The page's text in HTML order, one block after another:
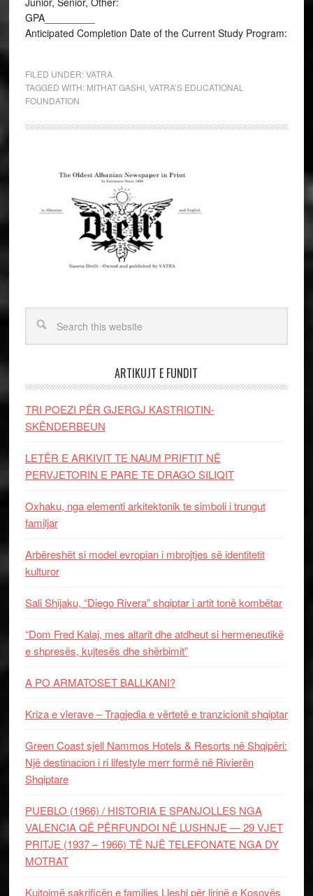
GPA_________
Anticipated Completion Date of the Current Study Program:
FILED UNDER:VATRA
TAGGED WITH: MITHAT GASHI, VATRA’S EDUCATIONAL
FOUNDATION
ARTIKUJT E FUNDIT
TRI POEZI PËR GJERGJ KASTRIOTIN-
SKËNDERBEUN
LETËR E ARKIVIT TE NAUM PRIFTIT NË
PERVJETORIN E PARE TE DRAGO SILIQIT
Oxhaku, nga elementi arkitektonik te simboli i trungut
familjar
Arbëreshët si model evropian i mbrojtjes së identitetit
kulturor
Sali Shijaku, “Diego Rivera” shqiptar i artit tonë kombëtar
“Dom Fred Kalaj, mes altarit dhe atdheut si hermeneutikë
e shpresës, kujtesës dhe shërbimit”
A PO ARMATOSET BALLKANI?
Kriza e vlerave – Tragjedia e vërtetë e tranzicionit shqiptar
Green Coast sjell Nammos Hotels & Resorts në Shqipëri:
Një destinacion i ri lifestyle merr formë në Rivierën
Shqiptare
PUEBLO (1966) / HISTORIA E SPANJOLLES NGA
VALENCIA QË PËRFUNDOI NË LUSHNJE — 29 VJET
PRITJE (1937 – 1966) TË NJË TELEFONATE NGA DY
MOTRAT
Kujtojmë sakrificën e familjes Lleshi për lirinë e Kosovës